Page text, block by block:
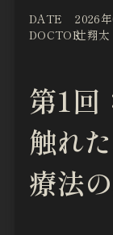
DATE
2026
DOCTOR辻翔太
第1回
触れ
療法